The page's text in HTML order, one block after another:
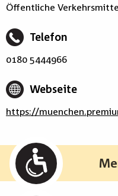
Öffentliche
Telefon
0180 5444966
Webseite
https://